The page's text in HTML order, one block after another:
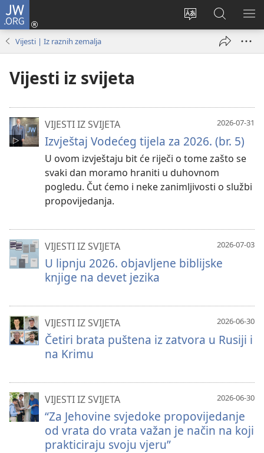
JW.ORG
Promijeni
Prijava
(otvara
JW.ORG
|
Pretraga
Vijesti | Iz raznih zemalja
Vijesti iz svijeta
2026-07-31
VIJESTI IZ SVIJETA
Izvještaj Vodećeg tijela za 2026. (br. 5)
U ovom izvještaju bit će riječi o tome zašto se
svaki dan moramo hraniti u duhovnom
pogledu. Čut ćemo i neke zanimljivosti o službi
propovijedanja.
2026-07-03
VIJESTI IZ SVIJETA
U lipnju 2026. objavljene biblijske
knjige na devet jezika
2026-06-30
VIJESTI IZ SVIJETA
Četiri brata puštena iz zatvora u Rusiji i
na Krimu
2026-06-30
VIJESTI IZ SVIJETA
“Za Jehovine svjedoke propovijedanje
od vrata do vrata važan je način na koji
prakticiraju svoju vjeru”